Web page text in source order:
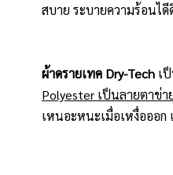
สบาย ระบายความร้อนไ
ผ้าดรายเทค Dry-Tech เ
Polyester เป็นลายตาข่า
เหนอะหนะเมื่อเหงื่อออก